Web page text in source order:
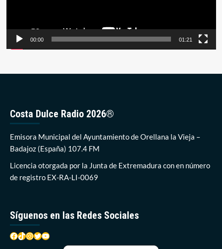
00:00 01:21
Costa Dulce Radio 2026®
Emisora Municipal del Ayuntamiento de Orellana la Vieja –
Badajoz (España) 107.4 FM
Licencia otorgada por la Junta de Extremadura con en número
de registro EX-RA-LI-0069
Síguenos en las Redes Sociales
Facebook
TikTok
Instagram
Twitter
YouTube